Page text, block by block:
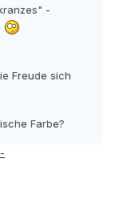
-
Freude sich
Farbe?